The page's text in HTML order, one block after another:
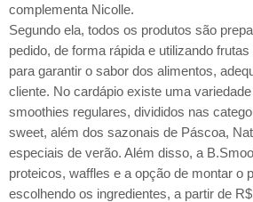
complementa Nicolle.
Segundo ela, todos os produtos são
pedido, de forma rápida e utilizando
para garantir o sabor dos alimentos,
cliente. No cardápio existe uma
smoothies regulares, divididos nas
sweet, além dos sazonais de Páscoa,
especiais de verão. Além disso, a
proteicos, waffles e a opção de montar o
escolhendo os ingredientes, a partir de